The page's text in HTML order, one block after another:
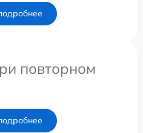
повторном